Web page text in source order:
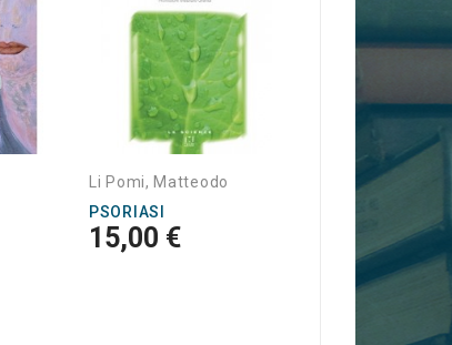
Li Pomi, Matteodo
PSORIASI
15,00 €
22,00 €